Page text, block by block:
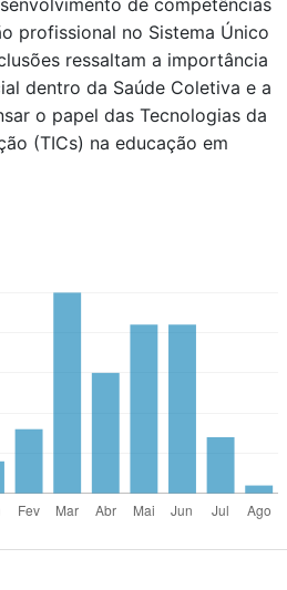
de competências
profissional no Sistema Único
ressaltam a importância
dentro da Saúde Coletiva e a
o papel das Tecnologias da
(TICs) na educação em